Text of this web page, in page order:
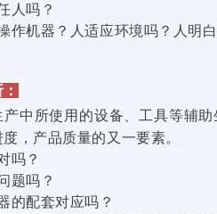
人吗？
作机器？人适应环境吗？人明
产中所使用的设备、工具等辅
，产品质量的又一要素。
吗？
题吗？
的配套对应吗？